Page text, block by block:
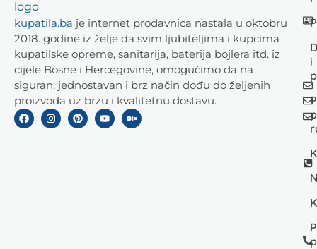
kupatila.ba je internet prodavnica nastala u oktobru
2018. godine iz želje da svim ljubiteljima i kupcima
kupatilske opreme, sanitarija, baterija bojlera itd. iz
cijele Bosne i Hercegovine, omogućimo da na
siguran, jednostavan i brz način dođu do željenih
proizvoda uz brzu i kvalitetnu dostavu.
i